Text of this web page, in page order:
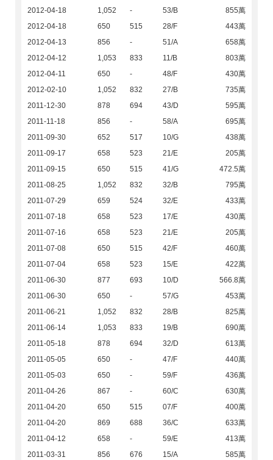
2012-04-18 1,052 - 53/B
855萬
2012-04-18
650 515 28/F
443萬
2012-04-13
856 - 51/A
658萬
2012-04-12
1,053 833 11/B
803萬
2012-04-11
650 - 48/F
430萬
2012-02-10
1,052 832 27/B
735萬
2011-12-30
878 694 43/D
595萬
2011-11-18
856 - 58/A
695萬
2011-09-30
652 517 10/G
438萬
2011-09-17
658 523 21/E
205萬
2011-09-15
650 515 41/G
472.5萬
2011-08-25
1,052 832 32/B
795萬
2011-07-29
659 524 32/E
433萬
2011-07-18
658 523 17/E
430萬
2011-07-16
658 523 21/E
205萬
2011-07-08
650 515 42/F
460萬
2011-07-04
658 523 15/E
422萬
2011-06-30
877 693 10/D
566.8萬
2011-06-30
650 - 57/G
453萬
2011-06-21
1,052 832 28/B
825萬
2011-06-14
1,053 833 19/B
690萬
2011-05-18
878 694 32/D
613萬
2011-05-05
650 - 47/F
440萬
2011-05-03
650 - 59/F
436萬
2011-04-26
867 - 60/C
630萬
2011-04-20
650 515 07/F
400萬
2011-04-20
869 688 36/C
633萬
2011-04-12
658 - 59/E
413萬
2011-03-31
856 676 15/A
585萬